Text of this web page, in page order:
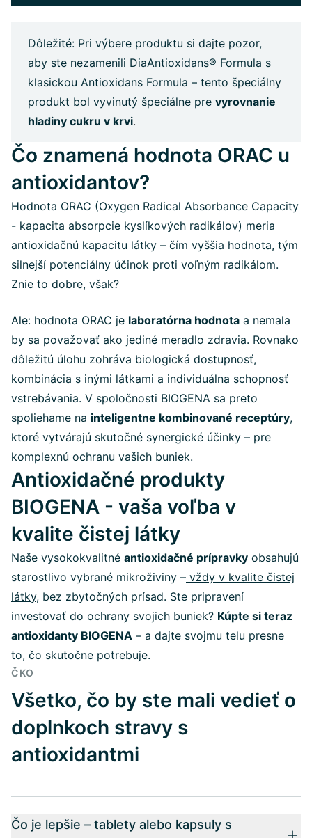
Dôležité: Pri výbere produktu si dajte pozor,
aby ste nezamenili DiaAntioxidans® Formula s
klasickou Antioxidans Formula – tento špeciálny
produkt bol vyvinutý špeciálne pre vyrovnanie
hladiny cukru v krvi.
Čo znamená hodnota ORAC u
antioxidantov?
Hodnota ORAC (Oxygen Radical Absorbance Capacity
- kapacita absorpcie kyslíkových radikálov) meria
antioxidačnú kapacitu látky – čím vyššia hodnota, tým
silnejší potenciálny účinok proti voľným radikálom.
Znie to dobre, však?
Ale: hodnota ORAC je laboratórna hodnota a nemala
by sa považovať ako jediné meradlo zdravia. Rovnako
dôležitú úlohu zohráva biologická dostupnosť,
kombinácia s inými látkami a individuálna schopnosť
vstrebávania. V spoločnosti BIOGENA sa preto
spoliehame na inteligentne kombinované receptúry,
ktoré vytvárajú skutočné synergické účinky – pre
komplexnú ochranu vašich buniek.
Antioxidačné produkty
BIOGENA - vaša voľba v
kvalite čistej látky
Naše vysokokvalitné antioxidačné prípravky obsahujú
starostlivo vybrané mikroživiny – vždy v kvalite čistej
látky, bez zbytočných prísad. Ste pripravení
investovať do ochrany svojich buniek? Kúpte si teraz
antioxidanty BIOGENA – a dajte svojmu telu presne
to, čo skutočne potrebuje.
ČKO
Všetko, čo by ste mali vedieť o
doplnkoch stravy s
antioxidantmi
Čo je lepšie – tablety alebo kapsuly s